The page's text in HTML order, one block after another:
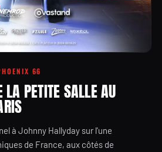
66
PETITE SALLE AU
à Johnny Hallyday sur l'une
de France, aux côtés de